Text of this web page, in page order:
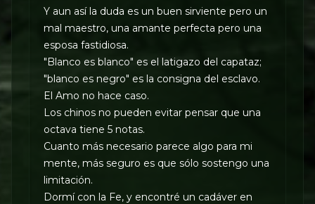
Y aun así la duda es un buen sirviente pero un
mal maestro, una amante perfecta pero una
esposa fastidiosa.
"Blanco es blanco" es el latigazo del capataz;
"blanco es negro" es la consigna del esclavo.
El Amo no hace caso.
Los chinos no pueden evitar pensar que una
octava tiene 5 notas.
Cuanto más necesario parece algo para mi
mente, más seguro es que sólo sostengo una
limitación.
Dormí con la Fe, y encontré un cadáver en